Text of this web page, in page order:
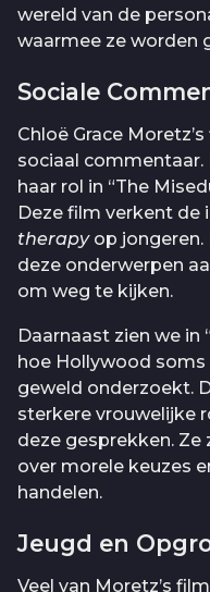
wereld van de
waarmee ze worden
Sociale
Chloë Grace
sociaal commentaar.
haar rol in “The
Deze film verkent de
therapyop jongeren.
deze onderwerpen
om weg te kijken.
Daarnaast zien we in
hoe Hollywood soms
geweld onderzoekt.
sterkere vrouwelijke
deze gesprekken. Ze
over morele keuzes
handelen.
Jeugd en
Veel van Moretz’s